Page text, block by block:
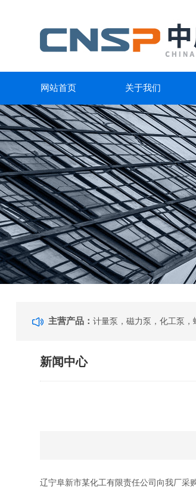
网站首页 关于我们
主营产品：
新闻中心
辽宁阜新市某化工有限责任公司向我厂采